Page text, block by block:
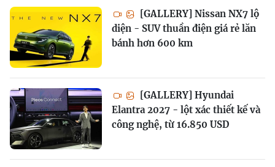
[GALLERY] Nissan NX7 lộ
diện - SUV thuần điện giá rẻ lăn
bánh hơn 600 km
[GALLERY] Hyundai
Elantra 2027 - lột xác thiết kế và
công nghệ, từ 16.850 USD